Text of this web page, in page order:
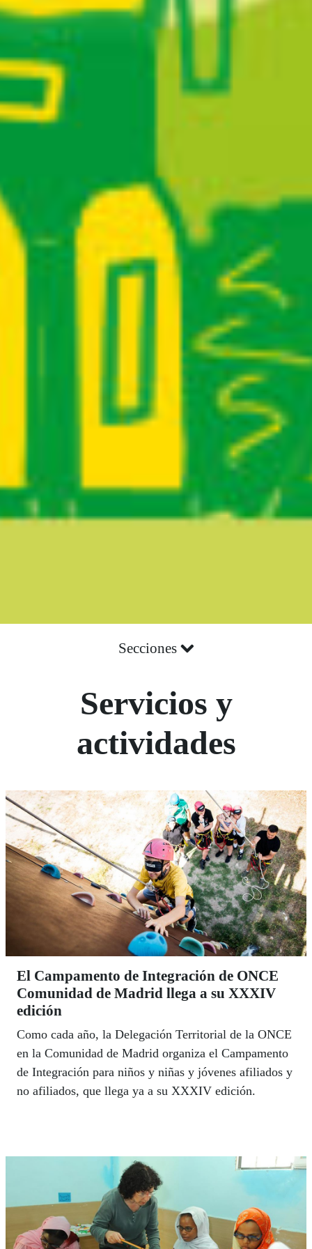
Secciones
Servicios y
actividades
El Campamento de Integración de ONCE
Comunidad de Madrid llega a su XXXIV
edición
Como cada año, la Delegación Territorial de la ONCE
en la Comunidad de Madrid organiza el Campamento
de Integración para niños y niñas y jóvenes afiliados y
no afiliados, que llega ya a su XXXIV edición.